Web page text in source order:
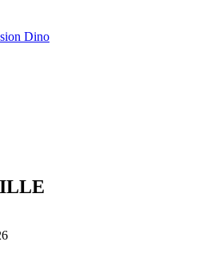
Dino